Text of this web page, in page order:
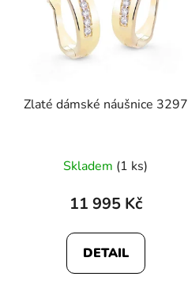
Zlaté dámské náušnice 3297
Skladem (1 ks)
11 995 Kč
DETAIL